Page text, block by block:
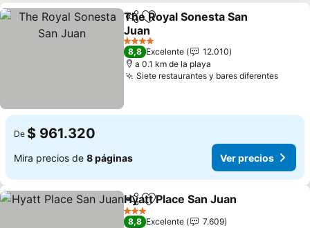
Compartir
Agregar a favoritos
The Royal Sonesta San
Juan
4 Estrellas
8,8 Excelente
12.010
a 0.1 km de la playa
Siete restaurantes y bares diferentes
De $ 961.320
Mira precios de 8 páginas Ver precios
CompartirAgregar a favoritos
Hyatt Place San Juan
3 Estrellas
8,8 Excelente
7.609